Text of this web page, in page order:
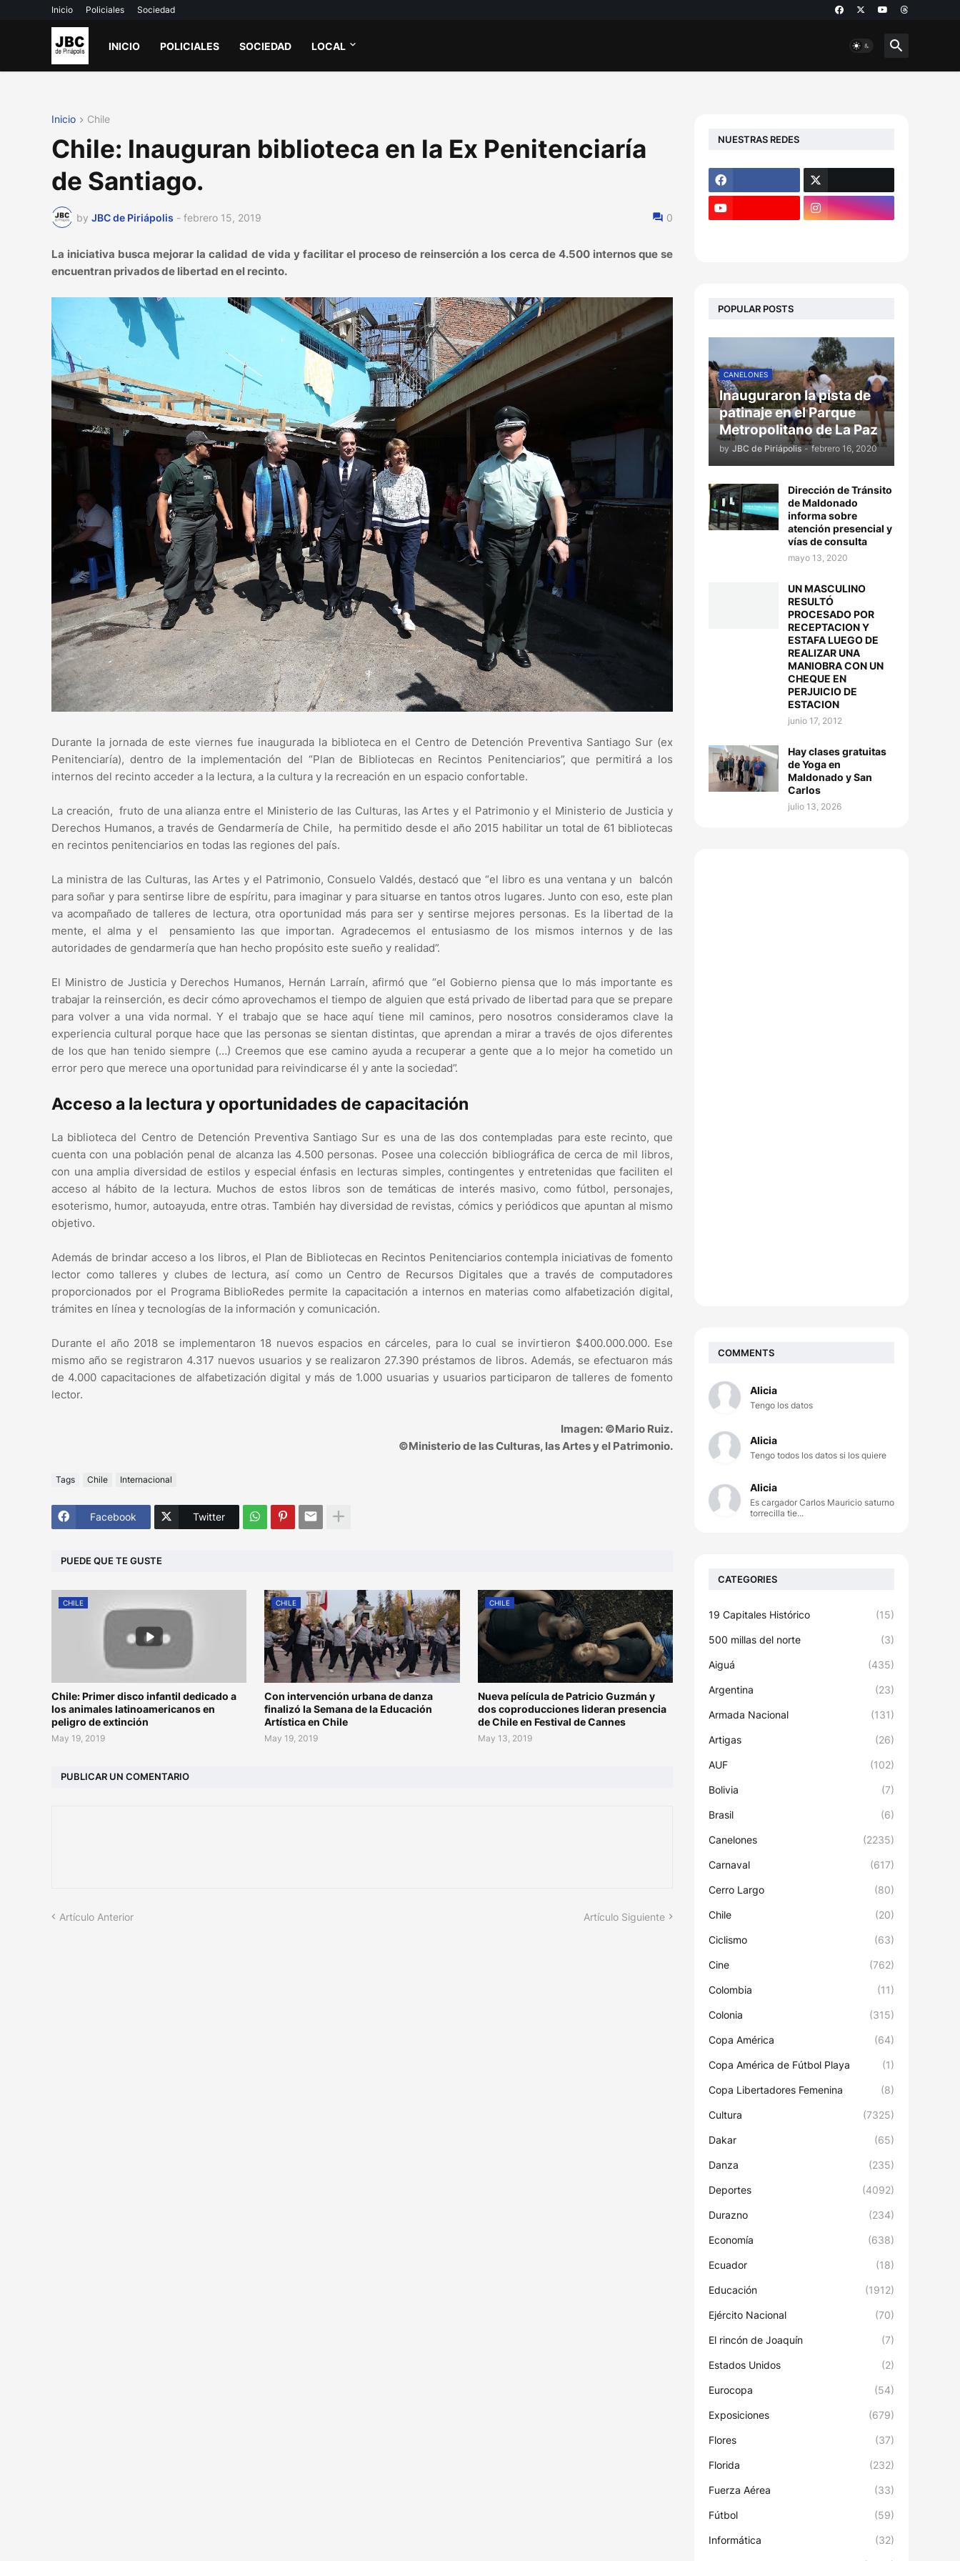
Inicio Policiales Sociedad
INICIO POLICIALES SOCIEDAD LOCAL
Inicio Chile
Chile: Inauguran biblioteca en la Ex Penitenciaría
de Santiago.
by JBC de Piriápolis - febrero 15, 2019 0
La iniciativa busca mejorar la calidad de vida y facilitar el proceso de reinserción a los cerca de 4.500 internos que se
encuentran privados de libertad en el recinto.
Durante la jornada de este viernes fue inaugurada la biblioteca en el Centro de Detención Preventiva Santiago Sur (ex
Penitenciaría), dentro de la implementación del “Plan de Bibliotecas en Recintos Penitenciarios”, que permitirá a los
internos del recinto acceder a la lectura, a la cultura y la recreación en un espacio confortable.
La creación, fruto de una alianza entre el Ministerio de las Culturas, las Artes y el Patrimonio y el Ministerio de Justicia y
Derechos Humanos, a través de Gendarmería de Chile, ha permitido desde el año 2015 habilitar un total de 61 bibliotecas
en recintos penitenciarios en todas las regiones del país.
La ministra de las Culturas, las Artes y el Patrimonio, Consuelo Valdés, destacó que “el libro es una ventana y un balcón
para soñar y para sentirse libre de espíritu, para imaginar y para situarse en tantos otros lugares. Junto con eso, este plan
va acompañado de talleres de lectura, otra oportunidad más para ser y sentirse mejores personas. Es la libertad de la
mente, el alma y el pensamiento las que importan. Agradecemos el entusiasmo de los mismos internos y de las
autoridades de gendarmería que han hecho propósito este sueño y realidad”.
El Ministro de Justicia y Derechos Humanos, Hernán Larraín, afirmó que “el Gobierno piensa que lo más importante es
trabajar la reinserción, es decir cómo aprovechamos el tiempo de alguien que está privado de libertad para que se prepare
para volver a una vida normal. Y el trabajo que se hace aquí tiene mil caminos, pero nosotros consideramos clave la
experiencia cultural porque hace que las personas se sientan distintas, que aprendan a mirar a través de ojos diferentes
de los que han tenido siempre (…) Creemos que ese camino ayuda a recuperar a gente que a lo mejor ha cometido un
error pero que merece una oportunidad para reivindicarse él y ante la sociedad”.
Acceso a la lectura y oportunidades de capacitación
La biblioteca del Centro de Detención Preventiva Santiago Sur es una de las dos contempladas para este recinto, que
cuenta con una población penal de alcanza las 4.500 personas. Posee una colección bibliográfica de cerca de mil libros,
con una amplia diversidad de estilos y especial énfasis en lecturas simples, contingentes y entretenidas que faciliten el
acceso al hábito de la lectura. Muchos de estos libros son de temáticas de interés masivo, como fútbol, personajes,
esoterismo, humor, autoayuda, entre otras. También hay diversidad de revistas, cómics y periódicos que apuntan al mismo
objetivo.
Además de brindar acceso a los libros, el Plan de Bibliotecas en Recintos Penitenciarios contempla iniciativas de fomento
lector como talleres y clubes de lectura, así como un Centro de Recursos Digitales que a través de computadores
proporcionados por el Programa BiblioRedes permite la capacitación a internos en materias como alfabetización digital,
trámites en línea y tecnologías de la información y comunicación.
Durante el año 2018 se implementaron 18 nuevos espacios en cárceles, para lo cual se invirtieron $400.000.000. Ese
mismo año se registraron 4.317 nuevos usuarios y se realizaron 27.390 préstamos de libros. Además, se efectuaron más
de 4.000 capacitaciones de alfabetización digital y más de 1.000 usuarias y usuarios participaron de talleres de fomento
lector.
Imagen: ©Mario Ruiz.
©Ministerio de las Culturas, las Artes y el Patrimonio.
Tags Chile Internacional
Facebook Twitter
PUEDE QUE TE GUSTE
CHILE
Chile: Primer disco infantil dedicado a
los animales latinoamericanos en
peligro de extinción
May 19, 2019
CHILE
Con intervención urbana de danza
finalizó la Semana de la Educación
Artística en Chile
May 19, 2019
CHILE
Nueva película de Patricio Guzmán y
dos coproducciones lideran presencia
de Chile en Festival de Cannes
May 13, 2019
PUBLICAR UN COMENTARIO
Artículo Anterior Artículo Siguiente
NUESTRAS REDES
POPULAR POSTS
CANELONES
Inauguraron la pista de
patinaje en el Parque
Metropolitano de La Paz
by JBC de Piriápolis - febrero 16, 2020
Dirección de Tránsito
de Maldonado
informa sobre
atención presencial y
vías de consulta
mayo 13, 2020
UN MASCULINO
RESULTÓ
PROCESADO POR
RECEPTACION Y
ESTAFA LUEGO DE
REALIZAR UNA
MANIOBRA CON UN
CHEQUE EN
PERJUICIO DE
ESTACION
junio 17, 2012
Hay clases gratuitas
de Yoga en
Maldonado y San
Carlos
julio 13, 2026
COMMENTS
Alicia
Tengo los datos
Alicia
Tengo todos los datos si los quiere
Alicia
Es cargador Carlos Mauricio saturno
torrecilla tie...
CATEGORIES
19 Capitales Histórico (15)
500 millas del norte (3)
Aiguá (435)
Argentina (23)
Armada Nacional (131)
Artigas (26)
AUF (102)
Bolivia (7)
Brasil (6)
Canelones (2235)
Carnaval (617)
Cerro Largo (80)
Chile (20)
Ciclismo (63)
Cine (762)
Colombia (11)
Colonia (315)
Copa América (64)
Copa América de Fútbol Playa (1)
Copa Libertadores Femenina (8)
Cultura (7325)
Dakar (65)
Danza (235)
Deportes (4092)
Durazno (234)
Economía (638)
Ecuador (18)
Educación (1912)
Ejército Nacional (70)
El rincón de Joaquín (7)
Estados Unidos (2)
Eurocopa (54)
Exposiciones (679)
Flores (37)
Florida (232)
Fuerza Aérea (33)
Fútbol (59)
Informática (32)